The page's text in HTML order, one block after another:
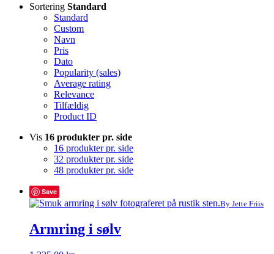
Sortering Standard
Standard
Custom
Navn
Pris
Dato
Popularity (sales)
Average rating
Relevance
Tilfældig
Product ID
Vis 16 produkter pr. side
16 produkter pr. side
32 produkter pr. side
48 produkter pr. side
Save
By Jette Friis
Armring i sølv